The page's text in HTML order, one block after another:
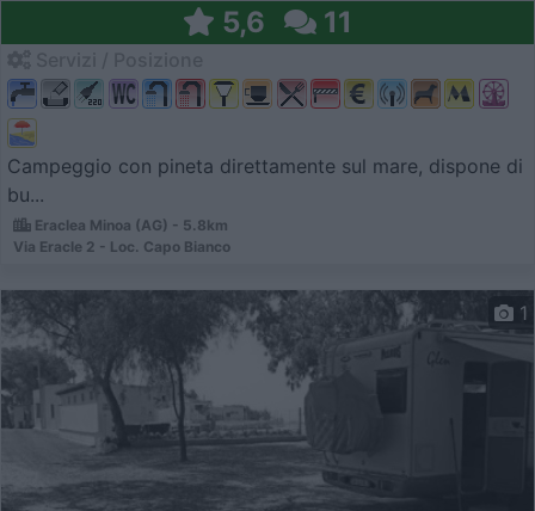
5,6 11
Campeggio con pineta direttamente sul mare, dispone di
bu...
Eraclea Minoa (AG) - 5.8km
Via Eracle 2 - Loc. Capo Bianco
1